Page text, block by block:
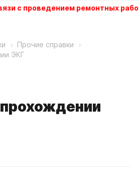
с проведением ремонтных
Прочие справки
ЭКГ